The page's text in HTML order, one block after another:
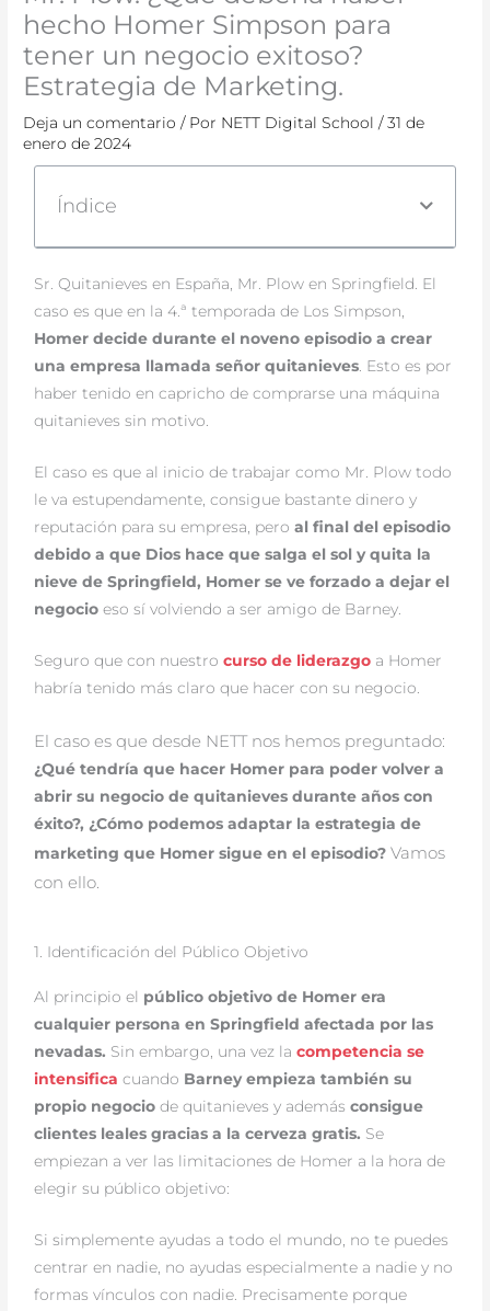
hecho Homer Simpson para
tener un negocio exitoso?
Estrategia de Marketing.
Deja un comentario / Por NETT Digital School/31 de
enero de 2024
Índice
Sr. Quitanieves en España, Mr. Plow en Springfield. El
caso es que en la 4.ª temporada de Los Simpson,
Homer decide durante el noveno episodio a crear
una empresa llamada señor quitanieves. Esto es por
haber tenido en capricho de comprarse una máquina
quitanieves sin motivo.
El caso es que al inicio de trabajar como Mr. Plow todo
le va estupendamente, consigue bastante dinero y
reputación para su empresa, peroal final del episodio
debido a que Dios hace que salga el sol y quita la
nieve de Springfield, Homer se ve forzado a dejar el
negocio eso sí volviendo a ser amigo de Barney.
Seguro que con nuestrocurso de liderazgo a Homer
habría tenido más claro que hacer con su negocio.
El caso es que desde NETT nos hemos preguntado:
¿Qué tendría que hacer Homer para poder volver a
abrir su negocio de quitanieves durante años con
éxito?, ¿Cómo podemos adaptar la estrategia de
marketing que Homer sigue en el episodio? Vamos
con ello.
1. Identificación del Público Objetivo
Al principio el público objetivo de Homer era
cualquier persona en Springfield afectada por las
nevadas. Sin embargo, una vez la competencia se
intensifica cuando Barney empieza también su
propio negocio de quitanieves y ademásconsigue
clientes leales gracias a la cerveza gratis. Se
empiezan a ver las limitaciones de Homer a la hora de
elegir su público objetivo:
Si simplemente ayudas a todo el mundo, no te puedes
centrar en nadie, no ayudas especialmente a nadie y no
formas vínculos con nadie. Precisamente porque